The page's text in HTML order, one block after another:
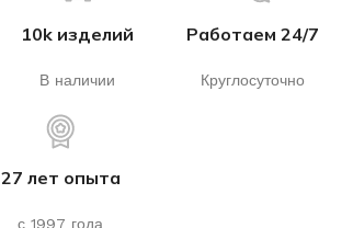
10k изделий
В наличии
Работаем 24/7
Круглосуточно
27 лет опыта
с 1997 года